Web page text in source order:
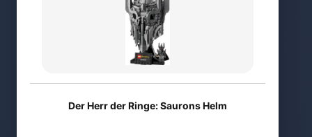
Der Herr der Ringe: Saurons Helm